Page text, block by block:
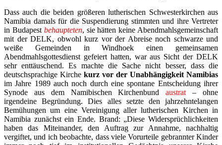
Dass auch die beiden größeren lutherischen Schwesterkirchen aus
Namibia damals für die Suspendierung stimmten und ihre Vertreter
in Budapest behaupteten, sie hätten keine Abendmahlsgemeinschaft
mit der DELK, obwohl kurz vor der Abreise noch schwarze und
weiße Gemeinden in Windhoek einen gemeinsamen
Abendmahlsgottesdienst gefeiert hatten, war aus Sicht der DELK
sehr enttäuschend. Es machte die Sache nicht besser, dass die
deutschsprachige Kirche kurz vor der Unabhängigkeit Namibias
im Jahre 1989 auch noch durch eine spontane Entscheidung ihrer
Synode aus dem Namibischen Kirchenbundaustrat – ohne
irgendeine Begründung. Dies alles setzte den jahrzehntelangen
Bemühungen um eine Vereinigung aller lutherischen Kirchen in
Namibia zunächst ein Ende. Brand: „Diese Widersprüchlichkeiten
haben das Miteinander, den Auftrag zur Annahme, nachhaltig
vergiftet, und ich beobachte, dass viele Vorurteile gebrannter Kinder